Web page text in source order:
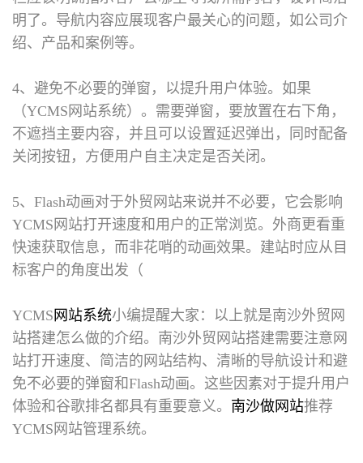
明了。导航内容应展现客户最关心的问题，如公司介
绍、产品和案例等。
4、避免不必要的弹窗，以提升用户体验。如果
（YCMS网站系统）。需要弹窗，要放置在右下角，
不遮挡主要内容，并且可以设置延迟弹出，同时配备
关闭按钮，方便用户自主决定是否关闭。
5、Flash动画对于外贸网站来说并不必要，它会影响
YCMS网站打开速度和用户的正常浏览。外商更看重
快速获取信息，而非花哨的动画效果。建站时应从目
标客户的角度出发（
YCMS 网站系统小编提醒大家：以上就是南沙外贸网
站搭建怎么做的介绍。南沙外贸网站搭建需要注意网
站打开速度、简洁的网站结构、清晰的导航设计和避
免不必要的弹窗和Flash动画。这些因素对于提升用户
体验和谷歌排名都具有重要意义。 南沙做网站推荐
YCMS网站管理系统。